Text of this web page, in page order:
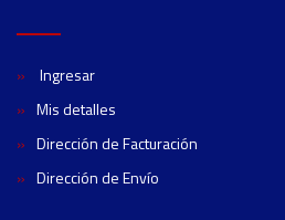
Ingresar
Mis detalles
Dirección de Facturación
Dirección de Envío